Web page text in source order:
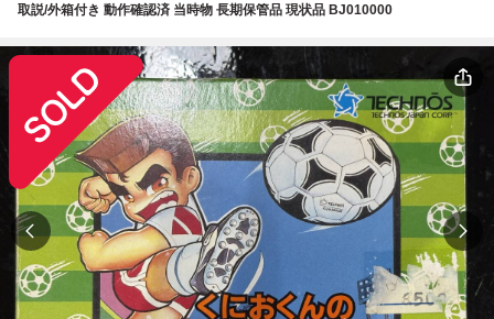
取説/外箱付き 動作確認済 当時物 長期保管品 現状品 BJ010000